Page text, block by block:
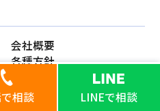
相談 LINEで相談
会社概要
各種方針
取組み・実績